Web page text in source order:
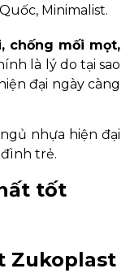
Minimalist.
chống mối mọt,
là lý do tại sao
đại ngày càng
nhựa hiện đại
trẻ.
tốt
Zukoplast